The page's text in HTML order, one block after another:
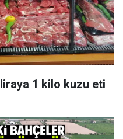
1 kilo kuzu eti